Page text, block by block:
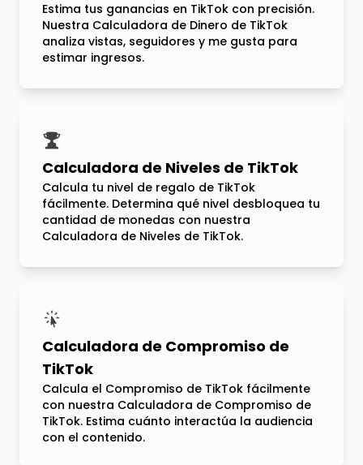
Estima tus ganancias en TikTok con precisión.
Nuestra Calculadora de Dinero de TikTok
analiza vistas, seguidores y me gusta para
estimar ingresos.
Calculadora de Niveles de TikTok
Calcula tu nivel de regalo de TikTok
fácilmente. Determina qué nivel desbloquea tu
cantidad de monedas con nuestra
Calculadora de Niveles de TikTok.
Calculadora de Compromiso de
TikTok
Calcula el Compromiso de TikTok fácilmente
con nuestra Calculadora de Compromiso de
TikTok. Estima cuánto interactúa la audiencia
con el contenido.